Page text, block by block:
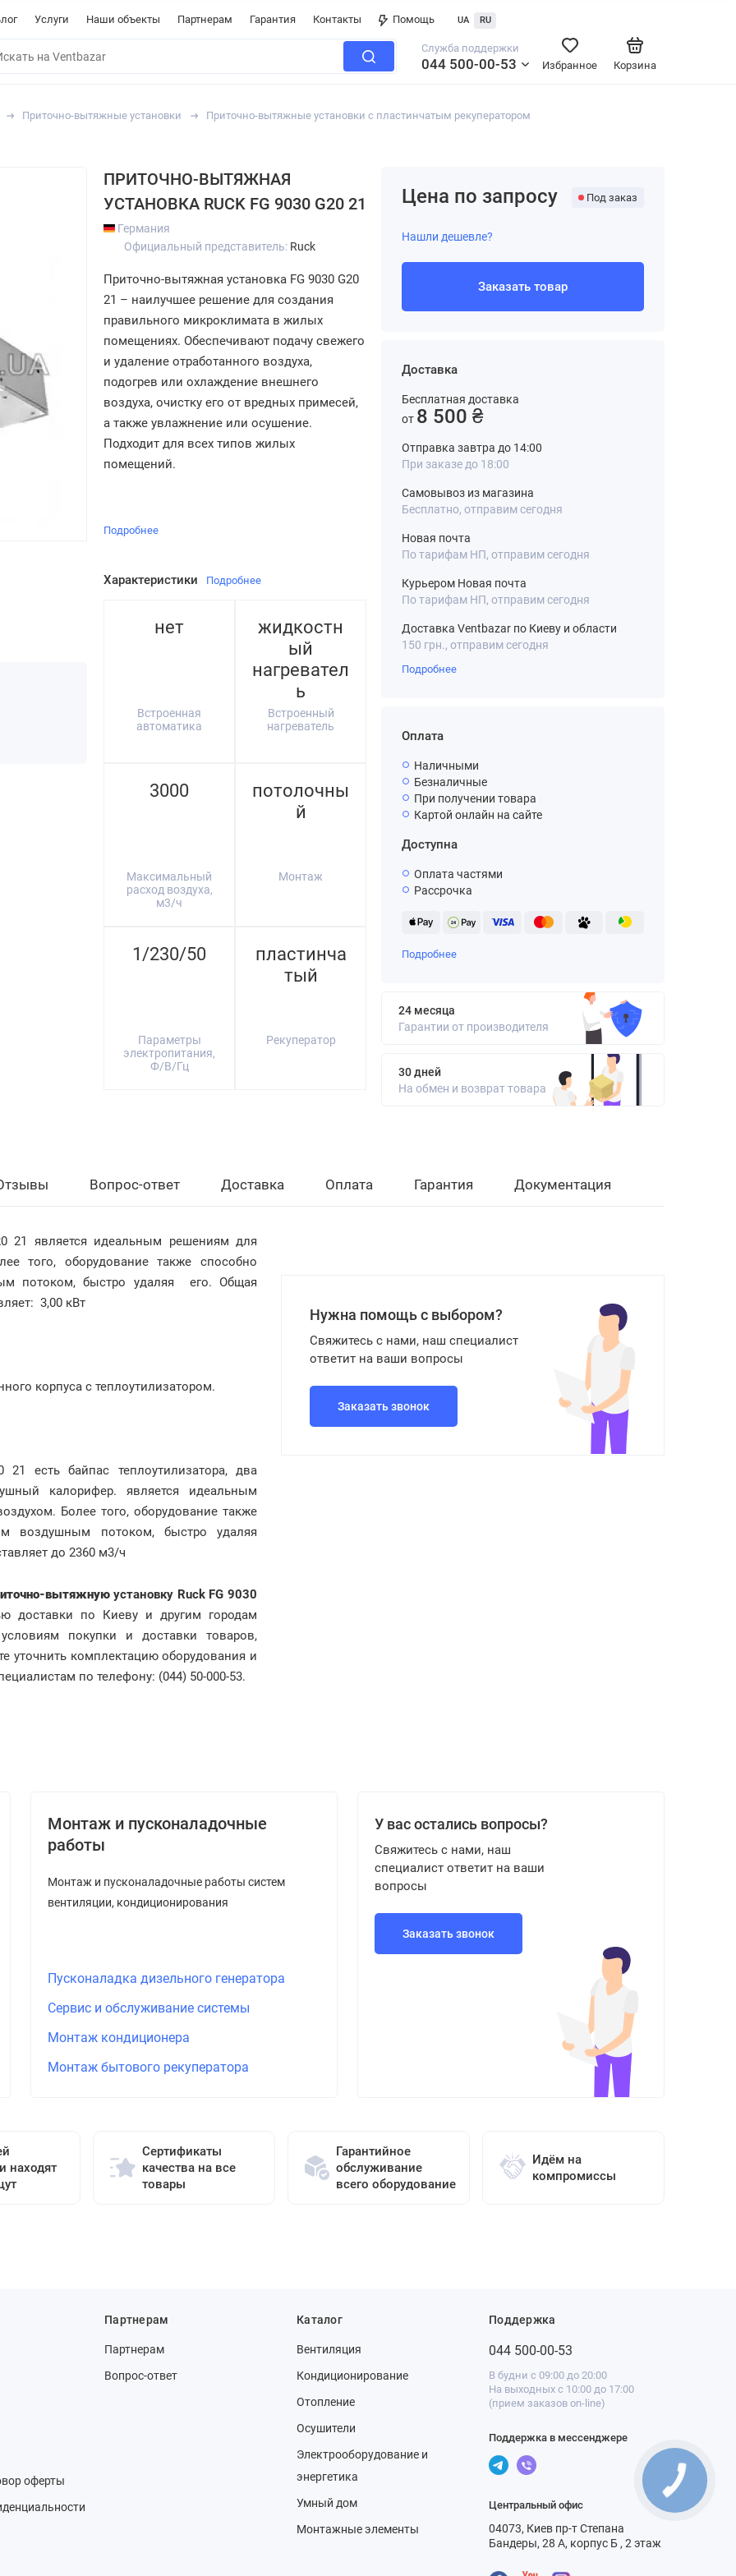
Услуги Наши объекты Партнерам Гарантия Контакты Помощь UA RU
Служба поддержки
044 500-00-53 Корзина
Избранное
Приточно-вытяжные установки
Приточно-вытяжные установки с пластинчатым рекуператором
ПРИТОЧНО-ВЫТЯЖНАЯ
УСТАНОВКА RUCK FG 9030 G20 21
Германия
Официальный представитель: Ruck
Приточно-вытяжная установка FG 9030 G20
21 – наилучшее решение для создания
правильного микроклимата в жилых
помещениях. Обеспечивают подачу свежего
и удаление отработанного воздуха,
подогрев или охлаждение внешнего
воздуха, очистку его от вредных примесей,
а также увлажнение или осушение.
Подходит для всех типов жилых
помещений.
Подробнее
Характеристики Подробнее
нет
Встроенная
автоматика
жидкостн
ый
нагревател
ь
Встроенный
нагреватель
3000
Максимальный
расход воздуха,
м3/ч
потолочны
й
Монтаж
1/230/50
Параметры
электропитания,
Ф/В/Гц
пластинча
тый
Рекуператор
Цена по запросу Под заказ
Нашли дешевле?
Заказать товар
Доставка
Бесплатная доставка
от 8 500 ₴
Отправка завтра до 14:00
При заказе до 18:00
Самовывоз из магазина
Бесплатно, отправим сегодня
Новая почта
По тарифам НП, отправим сегодня
Курьером Новая почта
По тарифам НП, отправим сегодня
Доставка Ventbazar по Киеву и области
150 грн., отправим сегодня
Подробнее
Оплата
Наличными
Безналичные
При получении товара
Картой онлайн на сайте
Доступна
Оплата частями
Рассрочка
Подробнее
24 месяца
Гарантии от производителя
30 дней
На обмен и возврат товара
Вопрос-ответ Доставка Оплата Гарантия Документация
21
является идеальным решениям для
того, оборудование также способно
потоком, быстро удаляя его. Общая
3,00 кВт
корпуса с теплоутилизатором.
есть байпас теплоутилизатора, два
калорифер. является идеальным
Более того, оборудование также
воздушным потоком, быстро удаляя
до 2360 м3/ч
вытяжнуюустановку Ruck FG 9030
доставки по Киеву и другим городам
покупки и доставки товаров,
уточнить комплектацию оборудования и
по телефону: (044) 50-000-53.
Нужна помощь с выбором?
Свяжитесь с нами, наш специалист
ответит на ваши вопросы
Заказать звонок
Монтаж и пусконаладочные
работы
Монтаж и пусконаладочные работы систем
вентиляции, кондиционирования
Пусконаладка дизельного генератора
Сервис и обслуживание системы
Монтаж кондиционера
Монтаж бытового рекуператора
У вас остались вопросы?
Свяжитесь с нами, наш
специалист ответит на ваши
вопросы
Заказать звонок
находят
Сертификаты
качества на все
товары
Гарантийное
обслуживание
всего оборудование
Идём на
компромиссы
оферты
Партнерам
Партнерам
Вопрос-ответ
Каталог
Вентиляция
Кондиционирование
Отопление
Осушители
Электрооборудование и
энергетика
Умный дом
Монтажные элементы
Поддержка
044 500-00-53
В будни с 09:00 до 20:00
На выходных с 10:00 до 17:00
(прием заказов on-line)
Поддержка в мессенджере
Центральный офис
04073, Киев пр-т Степана
Бандеры, 28 А, корпус Б , 2 этаж